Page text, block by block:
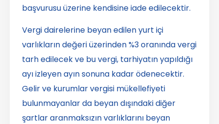
başvurusu üzerine kendisine iade edilecektir.
Vergi dairelerine beyan edilen yurt içi
varlıkların değeri üzerinden %3 oranında vergi
tarh edilecek ve bu vergi, tarhiyatın yapıldığı
ayı izleyen ayın sonuna kadar ödenecektir.
Gelir ve kurumlar vergisi mükellefiyeti
bulunmayanlar da beyan dışındaki diğer
şartlar aranmaksızın varlıklarını beyan